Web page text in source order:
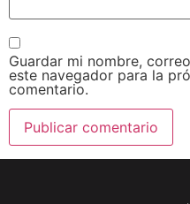
Guardar mi nombre,
este navegador para la
comentario.